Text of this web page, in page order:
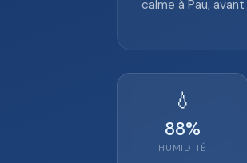
calme à Pau,
💧
88%
HUMIDITÉ